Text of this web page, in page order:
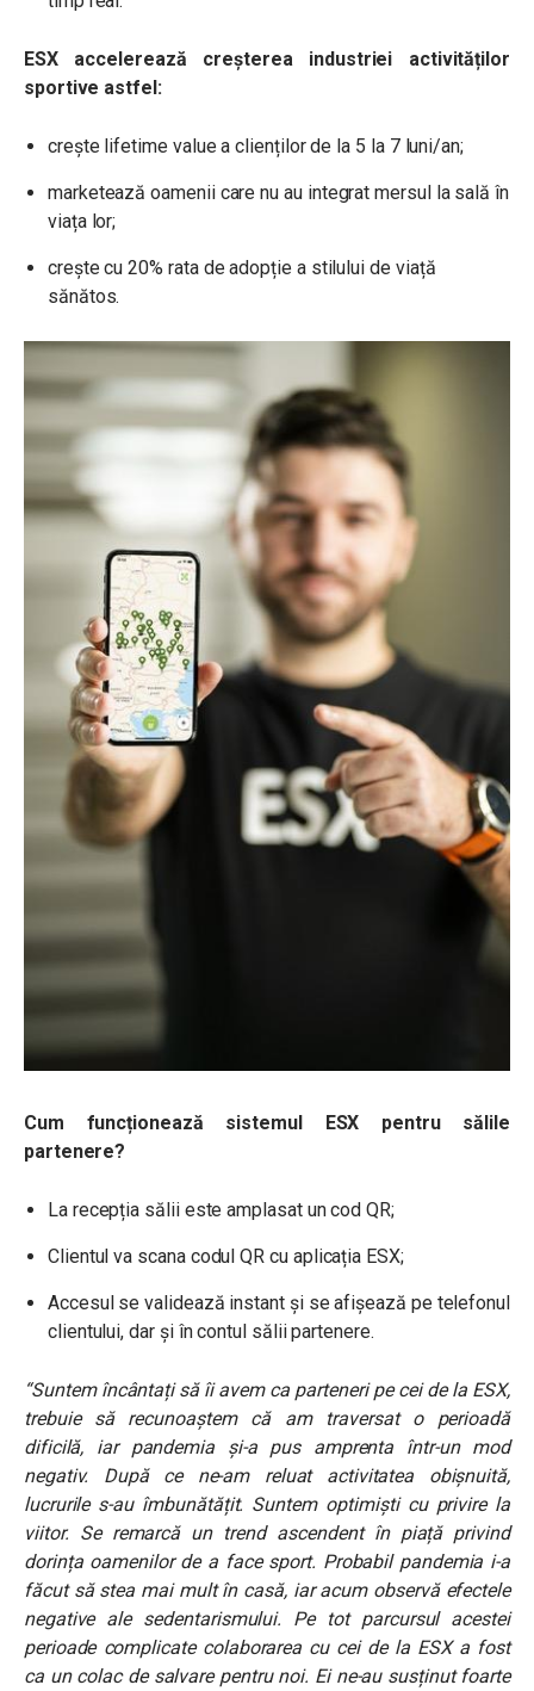
ESX accelerează creșterea industriei activităților
sportive astfel:
crește lifetime value a clienților de la 5 la 7 luni/an;
marketează oamenii care nu au integrat mersul la sală în
viața lor;
crește cu 20% rata de adopție a stilului de viață
sănătos.
Cum funcționează sistemul ESX pentru sălile
partenere?
La recepția sălii este amplasat un cod QR;
Clientul va scana codul QR cu aplicația ESX;
Accesul se validează instant și se afișează pe telefonul
clientului, dar și în contul sălii partenere.
“Suntem încântați să îi avem ca parteneri pe cei de la ESX,
trebuie să recunoaștem că am traversat o perioadă
dificilă, iar pandemia și-a pus amprenta într-un mod
negativ. După ce ne-am reluat activitatea obișnuită,
lucrurile s-au îmbunătățit. Suntem optimiști cu privire la
viitor. Se remarcă un trend ascendent în piață privind
dorința oamenilor de a face sport. Probabil pandemia i-a
făcut să stea mai mult în casă, iar acum observă efectele
negative ale sedentarismului. Pe tot parcursul acestei
perioade complicate colaborarea cu cei de la ESX a fost
ca un colac de salvare pentru noi. Ei ne-au susținut foarte